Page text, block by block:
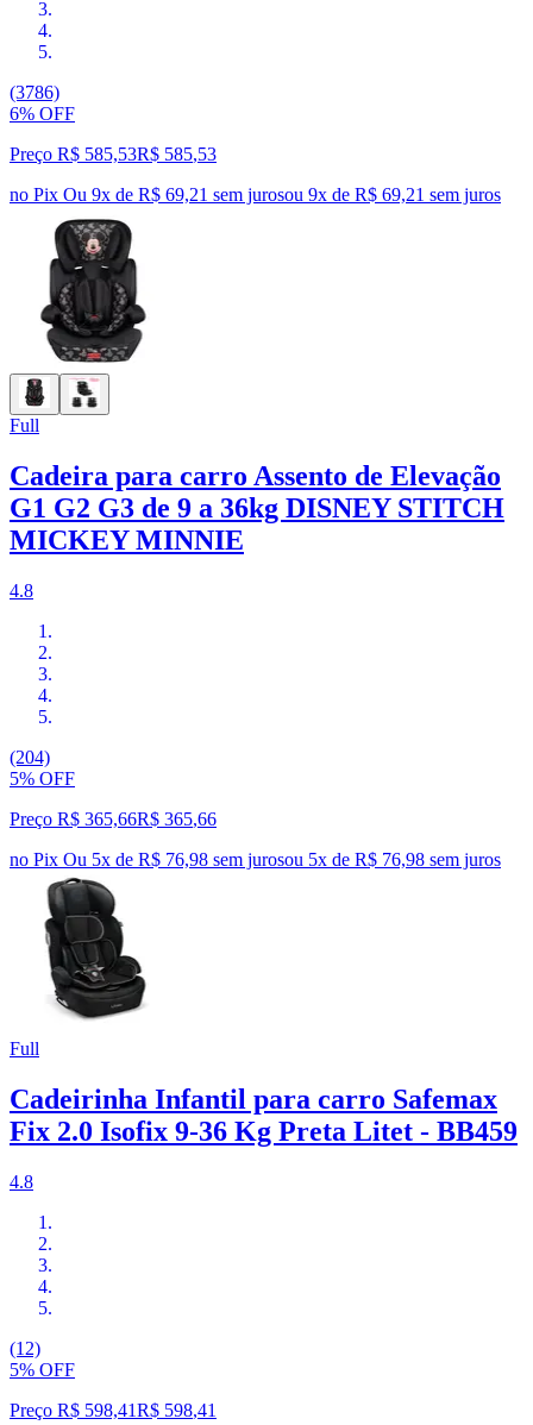
(3786)
6% OFF
Preço R$ 585,53R$ 585,53
no Pix Ou 9x de R$ 69,21 sem jurosou 9x de R$ 69,21 sem juros
Full
Cadeira para carro Assento de Elevação
G1 G2 G3 de 9 a 36kg DISNEY STITCH
MICKEY MINNIE
4.8
(204)
5% OFF
Preço R$ 365,66R$ 365,66
no Pix Ou 5x de R$ 76,98 sem jurosou 5x de R$ 76,98 sem juros
Full
Cadeirinha Infantil para carro Safemax
Fix 2.0 Isofix 9-36 Kg Preta Litet - BB459
4.8
(12)
5% OFF
Preço R$ 598,41R$ 598,41